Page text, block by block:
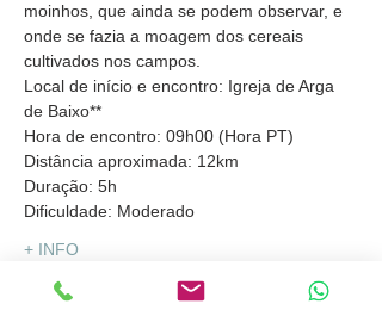
moinhos, que ainda se podem observar, e
onde se fazia a moagem dos cereais
cultivados nos campos.
Local de início e encontro: Igreja de Arga
de Baixo**
Hora de encontro: 09h00 (Hora PT)
Distância aproximada: 12km
Duração: 5h
Dificuldade: Moderado
+ INFO